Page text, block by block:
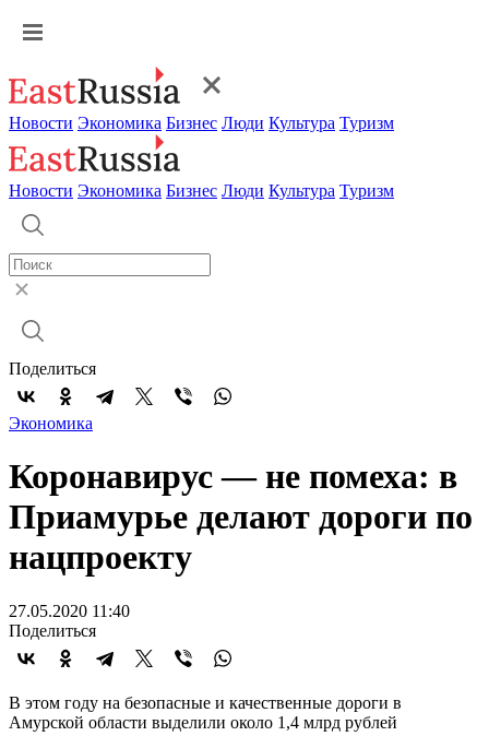
Новости Экономика Бизнес Люди Культура Туризм
Новости Экономика Бизнес Люди Культура Туризм
Поделиться
Экономика
Коронавирус — не помеха: в
Приамурье делают дороги по
нацпроекту
27.05.2020 11:40
Поделиться
В этом году на безопасные и качественные дороги в
Амурской области выделили около 1,4 млрд рублей